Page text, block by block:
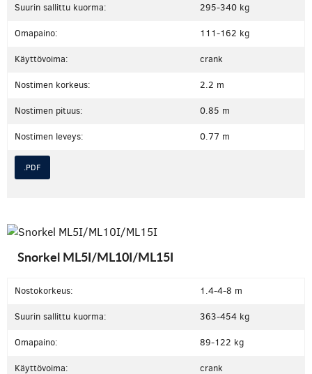
Suurin sallittu kuorma: 295-340 kg
Omapaino: 111-162 kg
Käyttövoima: crank
Nostimen korkeus: 2.2 m
Nostimen pituus: 0.85 m
Nostimen leveys: 0.77 m
.PDF
Snorkel ML5I/ML10I/ML15I
Nostokorkeus: 1.4-4-8 m
Suurin sallittu kuorma: 363-454 kg
Omapaino: 89-122 kg
Käyttövoima: crank